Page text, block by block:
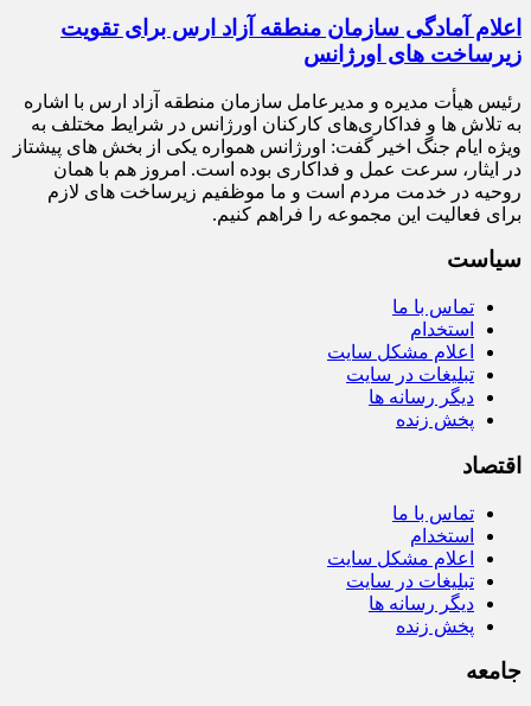
اعلام آمادگی سازمان منطقه آزاد ارس برای تقویت
زیرساخت‌ های اورژانس
رئیس هیأت‌ مدیره و مدیرعامل سازمان منطقه آزاد ارس با اشاره
به تلاش‌ ها و فداکاری‌های کارکنان اورژانس در شرایط مختلف به‌
ویژه ایام جنگ اخیر گفت: اورژانس همواره یکی از بخش‌ های پیشتاز
در ایثار، سرعت‌ عمل و فداکاری بوده است. امروز هم با همان
روحیه در خدمت مردم است و ما موظفیم زیرساخت‌ های لازم
برای فعالیت این مجموعه را فراهم کنیم.
سیاست
تماس با ما
استخدام
اعلام مشکل سایت
تبلیغات در سایت
دیگر رسانه ها
پخش زنده
اقتصاد
تماس با ما
استخدام
اعلام مشکل سایت
تبلیغات در سایت
دیگر رسانه ها
پخش زنده
جامعه